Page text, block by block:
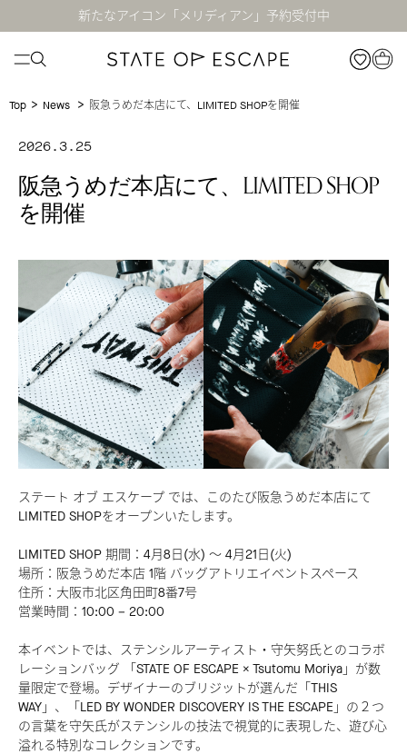
新たなアイコン「メリディアン」予約受付中
Top > News > 阪急うめだ本店にて、LIMITED SHOPを開催
2026.3.25
阪急うめだ本店にて、LIMITED SHOP
を開催
ステート オブ エスケープ では、このたび阪急うめだ本店にて
LIMITED SHOPをオープンいたします。
LIMITED SHOP 期間：4月8日(水) ～ 4月21日(火)​
場所：阪急うめだ本店 1階 バッグアトリエイベントスペース ​
住所：大阪市北区角田町8番7号​
営業時間：10:00 – 20:00​
本イベントでは、ステンシルアーティスト・守矢努氏とのコラボ
レーションバッグ 「STATE OF ESCAPE × Tsutomu Moriya」が数
量限定で登場。デザイナーのブリジットが選んだ「THIS
WAY」、「LED BY WONDER DISCOVERY IS THE ESCAPE」の２つ
の言葉を守矢氏がステンシルの技法で視覚的に表現した、遊び心
溢れる特別なコレクションです。